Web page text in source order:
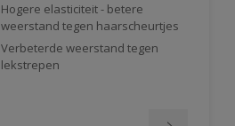
Hogere elasticiteit - betere
weerstand tegen haarscheurtjes
Verbeterde weerstand tegen
lekstrepen